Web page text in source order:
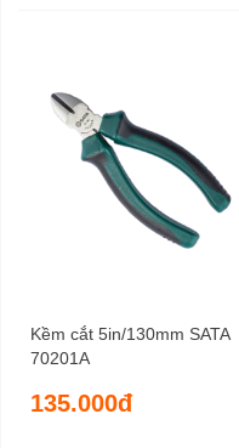
Kềm cắt 5in/130mm SATA
70201A
135.000đ